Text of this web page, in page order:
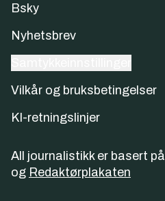
Bsky
Nyhetsbrev
Vilkår og bruksbetingelser
KI-retningslinjer
All journalistikk er basert på
og Redaktørplakaten